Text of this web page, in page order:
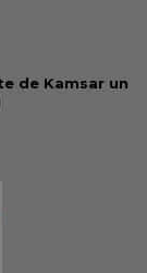
de Kamsar un